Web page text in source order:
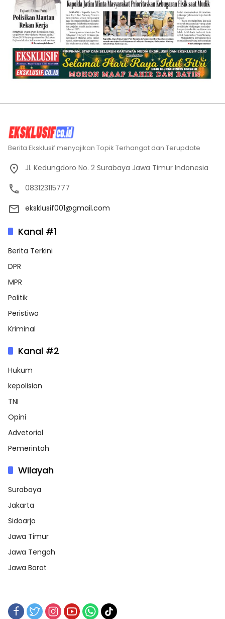
Berita Eksklusif menyajikan Topik Terhangat dan Terupdate
Jl. Kedungdoro No. 2 Surabaya Jawa Timur Indonesia
083123115777
eksklusif001@gmail.com
Kanal #1
Berita Terkini
DPR
MPR
Politik
Peristiwa
Kriminal
Kanal #2
Hukum
kepolisian
TNI
Opini
Advetorial
Pemerintah
WIlayah
Surabaya
Jakarta
Sidoarjo
Jawa Timur
Jawa Tengah
Jawa Barat